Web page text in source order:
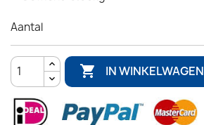
Aantal
 IN WINKELWAGEN